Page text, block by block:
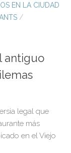
EN LA CIUDAD
/
antiguo
legal que
más
en el Viejo